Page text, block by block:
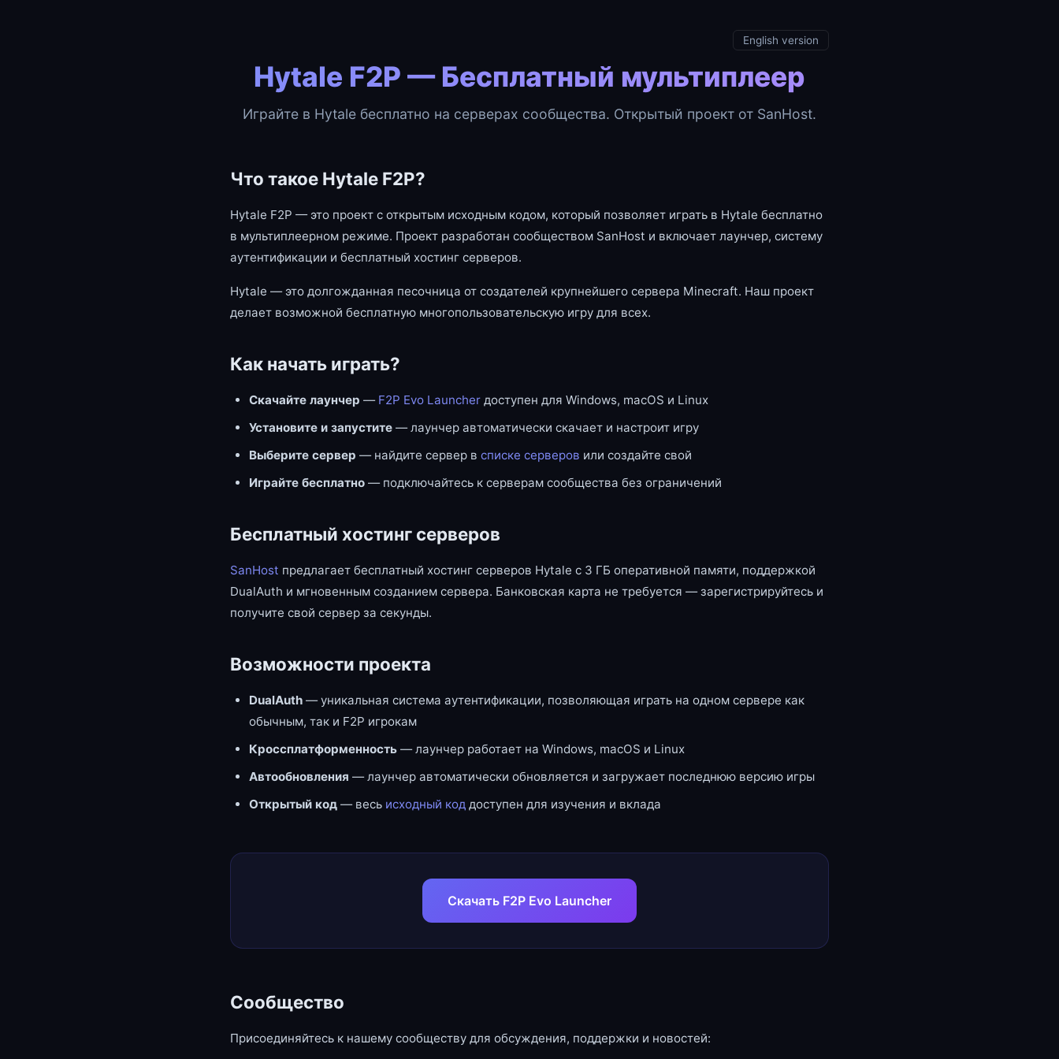
English version
Hytale F2P — Бесплатный мультиплеер
Играйте в Hytale бесплатно на серверах сообщества. Открытый проект от SanHost.
Что такое Hytale F2P?
Hytale F2P — это проект с открытым исходным кодом, который позволяет играть в Hytale бесплатно
в мультиплеерном режиме. Проект разработан сообществом SanHost и включает лаунчер, систему
аутентификации и бесплатный хостинг серверов.
Hytale — это долгожданная песочница от создателей крупнейшего сервера Minecraft. Наш проект
делает возможной бесплатную многопользовательскую игру для всех.
Как начать играть?
Скачайте лаунчер — F2P Evo Launcher доступен для Windows, macOS и Linux
Установите и запустите — лаунчер автоматически скачает и настроит игру
Выберите сервер — найдите сервер в списке серверов или создайте свой
Играйте бесплатно — подключайтесь к серверам сообщества без ограничений
Бесплатный хостинг серверов
SanHost предлагает бесплатный хостинг серверов Hytale с 3 ГБ оперативной памяти, поддержкой
DualAuth и мгновенным созданием сервера. Банковская карта не требуется — зарегистрируйтесь и
получите свой сервер за секунды.
Возможности проекта
DualAuth — уникальная система аутентификации, позволяющая играть на одном сервере как
обычным, так и F2P игрокам
Кроссплатформенность — лаунчер работает на Windows, macOS и Linux
Автообновления — лаунчер автоматически обновляется и загружает последнюю версию игры
Открытый код — весь исходный код доступен для изучения и вклада
Скачать F2P Evo Launcher
Сообщество
Присоединяйтесь к нашему сообществу для обсуждения, поддержки и новостей: